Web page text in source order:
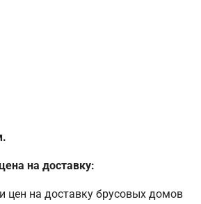
на доставку:
цен на доставку брусовых домов